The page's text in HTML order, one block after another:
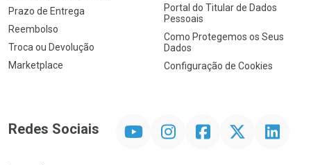
Prazo de Entrega
Reembolso
Troca ou Devolução
Marketplace
Portal do Titular de Dados
Pessoais
Como Protegemos os Seus
Dados
Configuração de Cookies
Redes Sociais InstagramFacebookTwitter Linkedin